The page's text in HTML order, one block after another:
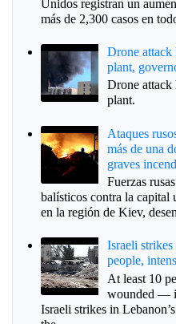
Unidos registran un
más de 2,300 casos en
Drone attack
plant,
Drone attack
plant.
Ataques
más de una
graves
Fuerzas
balísticos contra la capital
en la región de Kiev,
Israeli
people,
At least 10
wounded —
Israeli strikes in